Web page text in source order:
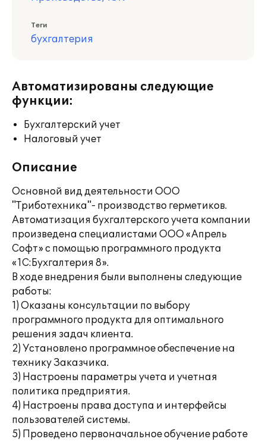
Теги
бухгалтерия
Автоматизированы следующие
функции:
Бухгалтерский учет
Налоговый учет
Описание
Основной вид деятельности ООО
"Триботехника"- производство герметиков.
Автоматизация бухгалтерского учета компании
произведена специалистами ООО «Апрель
Софт» с помощью программного продукта
«1С:Бухгалтерия 8».
В ходе внедрения были выполнены следующие
работы:
1) Оказаны консультации по выбору
программного продукта для оптимального
решения задач клиента.
2) Установлено программное обеспечение на
технику Заказчика.
3) Настроены параметры учета и учетная
политика предприятия.
4) Настроены права доступа и интерфейсы
пользователей системы.
5) Проведено первоначальное обучение работе